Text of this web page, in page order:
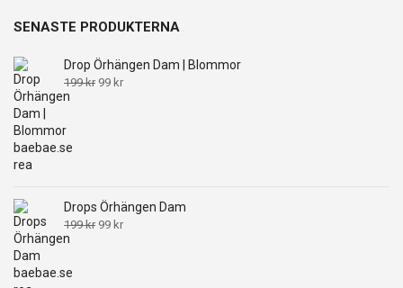
SENASTE PRODUKTERNA
Drop Örhängen Dam | Blommor
199kr Det
99 krDet
Drops Örhängen Dam
199kr Det
99 krDet